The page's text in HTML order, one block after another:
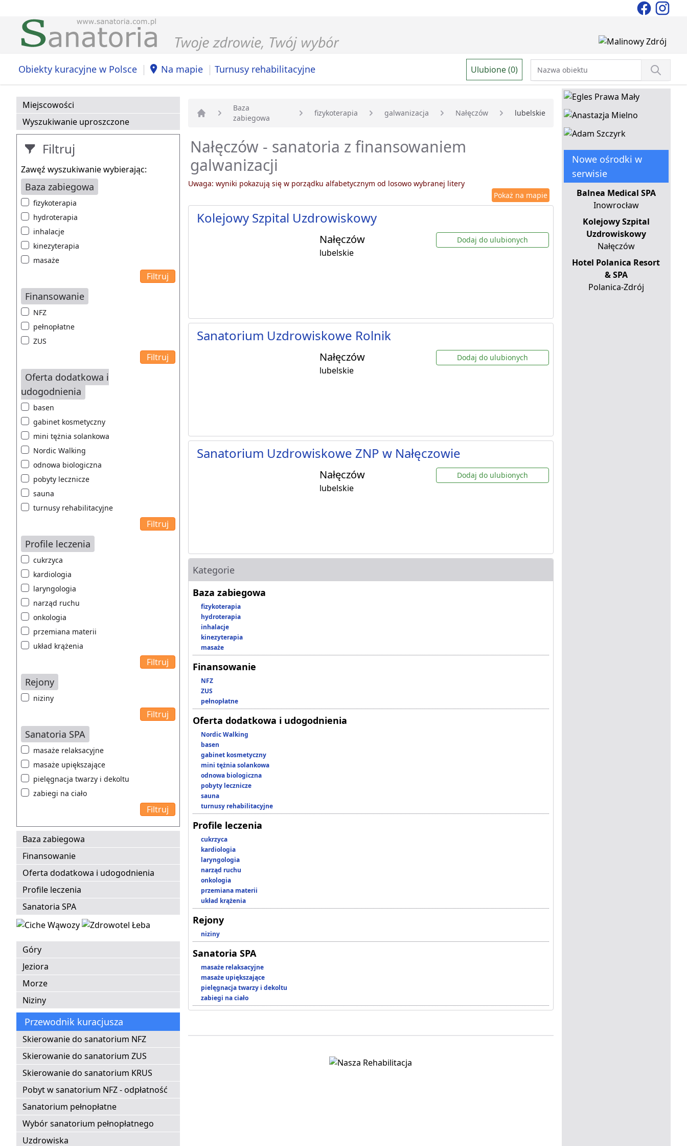
Obiekty kuracyjne w Polsce | Na mapie | Turnusy rehabilitacyjne Ulubione (0)
Miejscowości
Wyszukiwanie uproszczone
Filtruj
Zawęź wyszukiwanie wybierając:
Baza zabiegowa
fizykoterapia
hydroterapia
inhalacje
kinezyterapia
masaże
Finansowanie
NFZ
pełnopłatne
ZUS
Oferta dodatkowa i
udogodnienia
basen
gabinet kosmetyczny
mini tężnia solankowa
Nordic Walking
odnowa biologiczna
pobyty lecznicze
sauna
turnusy rehabilitacyjne
Profile leczenia
cukrzyca
kardiologia
laryngologia
narząd ruchu
onkologia
przemiana materii
układ krążenia
Rejony
niziny
Sanatoria SPA
masaże relaksacyjne
masaże upiększające
pielęgnacja twarzy i dekoltu
zabiegi na ciało
Baza zabiegowa
Finansowanie
Oferta dodatkowa i udogodnienia
Profile leczenia
Sanatoria SPA
Góry
Jeziora
Morze
Niziny
Przewodnik kuracjusza
Skierowanie do sanatorium NFZ
Skierowanie do sanatorium ZUS
Skierowanie do sanatorium KRUS
Pobyt w sanatorium NFZ - odpłatność
Sanatorium pełnopłatne
Wybór sanatorium pełnopłatnego
Uzdrowiska
Strona główna
Baza
zabiegowa
fizykoterapia galwanizacja Nałęczów lubelskie
Nałęczów - sanatoria z finansowaniem
galwanizacji
Uwaga: wyniki pokazują się w porządku alfabetycznym od losowo wybranej litery
Pokaż na mapie
Kolejowy Szpital Uzdrowiskowy
Nałęczów
lubelskie
Dodaj do ulubionych
Sanatorium Uzdrowiskowe Rolnik
Nałęczów
lubelskie
Dodaj do ulubionych
Sanatorium Uzdrowiskowe ZNP w Nałęczowie
Nałęczów
lubelskie
Dodaj do ulubionych
Kategorie
Baza zabiegowa
fizykoterapia
hydroterapia
inhalacje
kinezyterapia
masaże
Finansowanie
NFZ
ZUS
pełnopłatne
Oferta dodatkowa i udogodnienia
Nordic Walking
basen
gabinet kosmetyczny
mini tężnia solankowa
odnowa biologiczna
pobyty lecznicze
sauna
turnusy rehabilitacyjne
Profile leczenia
cukrzyca
kardiologia
laryngologia
narząd ruchu
onkologia
przemiana materii
układ krążenia
Rejony
niziny
Sanatoria SPA
masaże relaksacyjne
masaże upiększające
pielęgnacja twarzy i dekoltu
zabiegi na ciało
Nowe ośrodki w
serwisie
Balnea Medical SPA
Inowrocław
Kolejowy Szpital
Uzdrowiskowy
Nałęczów
Hotel Polanica Resort
& SPA
Polanica-Zdrój